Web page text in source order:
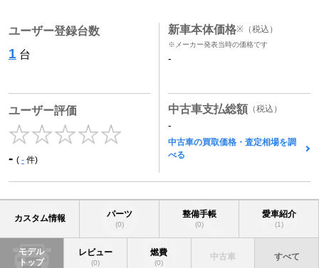
ユーザー登録台数
1 台
ユーザー評価
- ( - 件)
新車本体価格※ （税込）
※メーカー発表当時の価格です
-
中古車支払総額 （税込）
-
中古車の買取価格・査定相場を調
べる
カスタム情報 パーツ
(0)
整備手帳
(0)
愛車紹介
(1)
モデル
トップ
レビュー
(0)
燃費
(0)
中古車 すべて